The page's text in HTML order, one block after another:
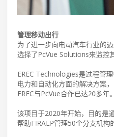
管理移动出行
为了进一步向电动汽车行业的
选择了PcVue Solutions来监控
EREC Technologies是过程管
电力和自动化方面的解决方案
EREC与PcVue合作已达20多年。
该项目于2020年开始，目的是
帮助FIRALP管理50个分支机构